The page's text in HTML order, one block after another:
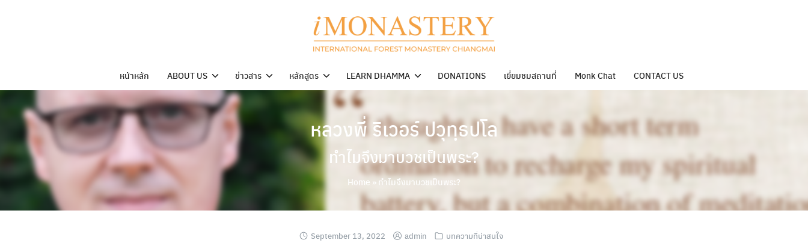
หน้าหลัก ABOUT US ข่าวสาร หลักสูตร LEARN DHAMMA DONATIONS เยี่ยมชมสถานที่ Monk Chat CONTACT US
หลวงพี่ ริเวอร์ ปวุทฺธปโล
ทำไมจึงมาบวชเป็นพระ?
Home » ทำไมจึงมาบวชเป็นพระ?
September 13, 2022 admin บทความที่น่าสนใจ